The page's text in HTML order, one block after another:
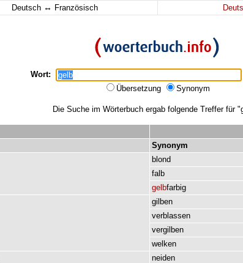
Deutsch ↔ Französisch
Wort:
Übersetzung
Synonym
Die Suche im Wörterbuch ergab folgende Treffer für
Synonym
blond
falb
gelbfarbig
gilben
verblassen
vergilben
welken
neiden